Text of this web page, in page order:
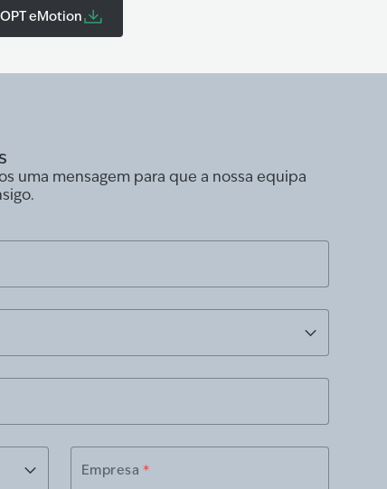
eMotion
uma mensagem para que a nossa equipa
Empresa *